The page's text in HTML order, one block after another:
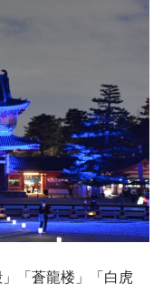
「蒼龍楼」「白虎